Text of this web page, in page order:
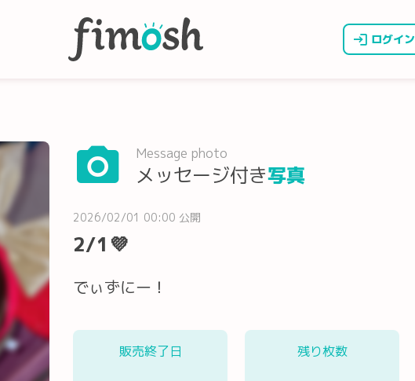
ログイン
Message photo
メッセージ付き写真
2026/02/01 00:00 公開
2/1💜
でぃずにー！
販売終了日 残り枚数